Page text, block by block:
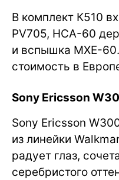
В комплект К510
PV705, HCA-60
и вспышка MXE-
стоимость в
Sony Ericsson
Sony Ericsson
из линейки
радует глаз,
серебристого